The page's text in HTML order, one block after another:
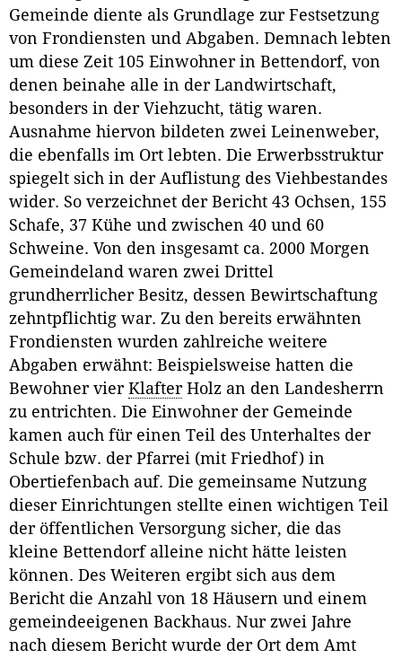
Gemeinde diente als Grundlage zur Festsetzung
von Frondiensten und Abgaben. Demnach lebten
um diese Zeit 105 Einwohner in Bettendorf, von
denen beinahe alle in der Landwirtschaft,
besonders in der Viehzucht, tätig waren.
Ausnahme hiervon bildeten zwei Leinenweber,
die ebenfalls im Ort lebten. Die Erwerbsstruktur
spiegelt sich in der Auflistung des Viehbestandes
wider. So verzeichnet der Bericht 43 Ochsen, 155
Schafe, 37 Kühe und zwischen 40 und 60
Schweine. Von den insgesamt ca. 2000 Morgen
Gemeindeland waren zwei Drittel
grundherrlicher Besitz, dessen Bewirtschaftung
zehntpflichtig war. Zu den bereits erwähnten
Frondiensten wurden zahlreiche weitere
Abgaben erwähnt: Beispielsweise hatten die
Bewohner vier KlafterHolz an den Landesherrn
zu entrichten. Die Einwohner der Gemeinde
kamen auch für einen Teil des Unterhaltes der
Schule bzw. der Pfarrei (mit Friedhof) in
Obertiefenbach auf. Die gemeinsame Nutzung
dieser Einrichtungen stellte einen wichtigen Teil
der öffentlichen Versorgung sicher, die das
kleine Bettendorf alleine nicht hätte leisten
können. Des Weiteren ergibt sich aus dem
Bericht die Anzahl von 18 Häusern und einem
gemeindeeigenen Backhaus. Nur zwei Jahre
nach diesem Bericht wurde der Ort dem Amt